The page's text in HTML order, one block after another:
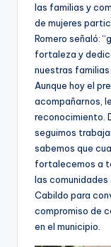
las familias y
de mujeres
Romero señaló:
fortaleza y
nuestras familias
Aunque hoy el
acompañarnos,
reconocimiento.
seguimos
sabemos que
fortalecemos a
las
Cabildo para
compromiso de
en el municipio.